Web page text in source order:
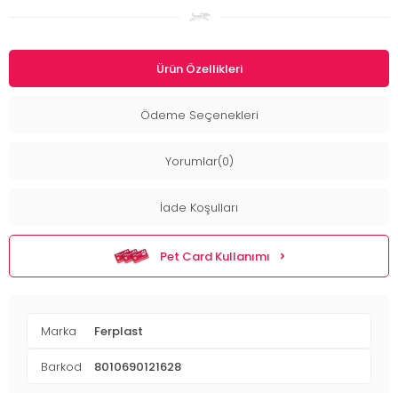
Ürün Özellikleri
Ödeme Seçenekleri
Yorumlar(0)
İade Koşulları
Pet Card Kullanımı
Marka Ferplast
Barkod 8010690121628